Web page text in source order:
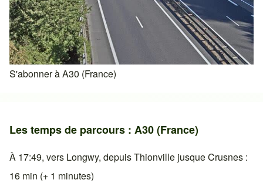
S'abonner à A30 (France)
Les temps de parcours : A30 (France)
À 17:49, vers Longwy, depuis Thionville jusque Crusnes :
16 min (+ 1 minutes)